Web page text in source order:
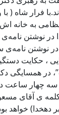
فرار شاه (
به خانه
در نوشتن
نوشتن نامه‌ی
، حکایت
در همسایگی
چهار ساعت در
ی آقای
دهخدا) خواهد